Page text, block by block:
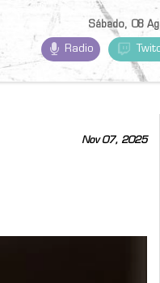
Sábado, 08
Radio
Nov 07, 2025